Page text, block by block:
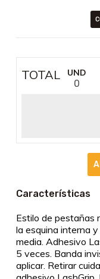
TOTAL UND
0
Características
Estilo de pestañas
la esquina interna
media. Adhesivo
5 veces. Banda
aplicar. Retirar